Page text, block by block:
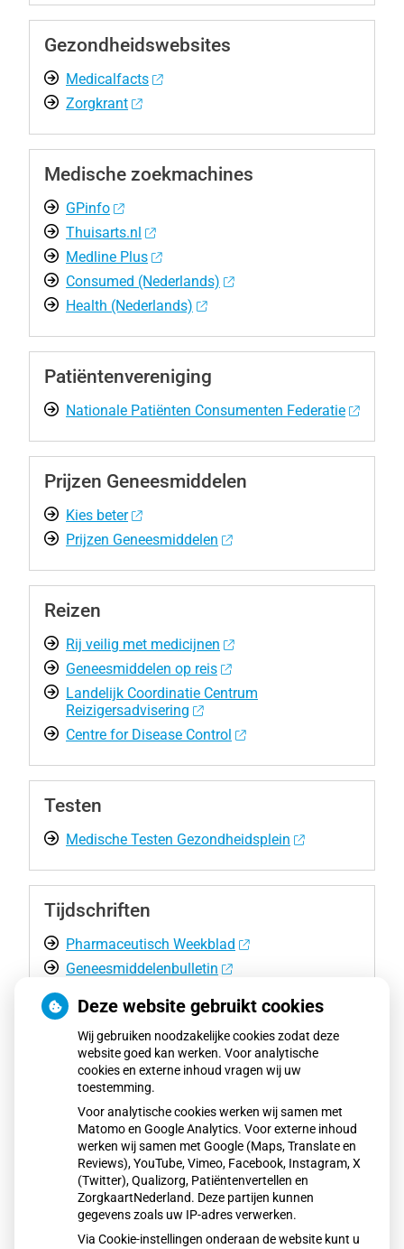
Gezondheidswebsites
Medicalfacts
Zorgkrant
Medische zoekmachines
GPinfo
Thuisarts.nl
Medline Plus
Consumed (Nederlands)
Health (Nederlands)
Patiëntenvereniging
Nationale Patiënten Consumenten Federatie
Prijzen Geneesmiddelen
Kies beter
Prijzen Geneesmiddelen
Reizen
Rij veilig met medicijnen
Geneesmiddelen op reis
Landelijk Coordinatie Centrum
Reizigersadvisering
Centre for Disease Control
Testen
Medische Testen Gezondheidsplein
Tijdschriften
Pharmaceutisch Weekblad
Geneesmiddelenbulletin
Voeding
Voedingscentrum Nederland
Vitamine Informatie Bureau
Zorgverzekeraar
Zorgverzekeraarinformatie
Deze website gebruikt cookies
Wij gebruiken noodzakelijke cookies zodat deze
website goed kan werken. Voor analytische
cookies en externe inhoud vragen wij uw
toestemming.
Voor analytische cookies werken wij samen met
Matomo en Google Analytics. Voor externe inhoud
werken wij samen met Google (Maps, Translate en
Reviews), YouTube, Vimeo, Facebook, Instagram, X
(Twitter), Qualizorg, Patiëntenvertellen en
ZorgkaartNederland. Deze partijen kunnen
gegevens zoals uw IP-adres verwerken.
Via Cookie-instellingen onderaan de website kunt u